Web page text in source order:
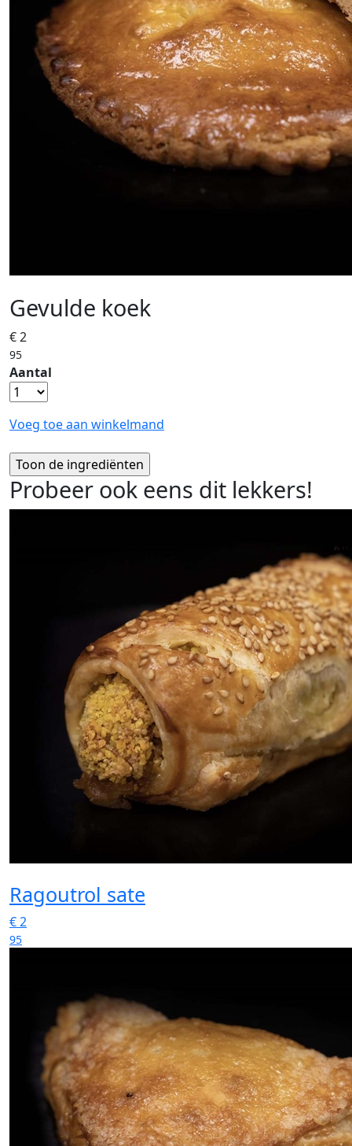
Gevulde koek
€ 2
95
Aantal
Voeg toe aan winkelmand
Probeer ook eens dit lekkers!
Ragoutrol sate
€2
95